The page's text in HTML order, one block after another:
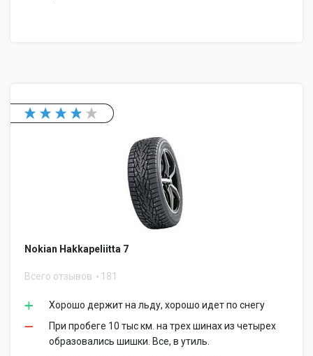
Nokian Hakkapeliitta 7
Всего отзывов 181
Хорошо держит на льду, хорошо идет по снегу
При пробеге 10 тыс км. на трех шинах из четырех
образовались шишки. Все, в утиль.